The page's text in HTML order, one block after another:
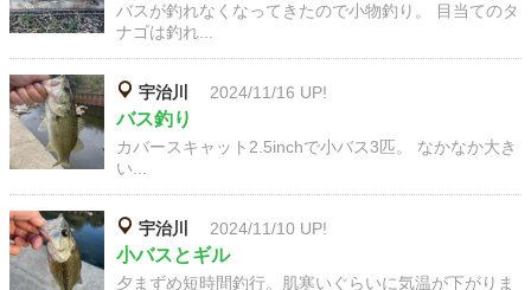
バスが釣れなくなってきたので小物釣り。 目当てのタ
ナゴは釣れ...
宇治川 2024/11/16 UP!
バス釣り
カバースキャット2.5inchで小バス3匹。 なかなか大き
い...
宇治川 2024/11/10 UP!
小バスとギル
夕まずめ短時間釣行。肌寒いぐらいに気温が下がりま